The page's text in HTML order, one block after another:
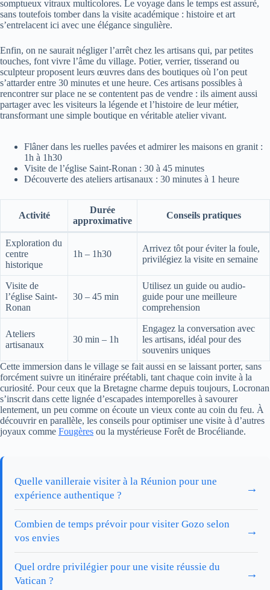
somptueux vitraux multicolores. Le voyage dans le temps est assuré,
sans toutefois tomber dans la visite académique : histoire et art
s’entrelacent ici avec une élégance singulière.
Enfin, on ne saurait négliger l’arrêt chez les artisans qui, par petites
touches, font vivre l’âme du village. Potier, verrier, tisserand ou
sculpteur proposent leurs œuvres dans des boutiques où l’on peut
s’attarder entre 30 minutes et une heure. Ces artisans possibles à
rencontrer sur place ne se contentent pas de vendre : ils aiment aussi
partager avec les visiteurs la légende et l’histoire de leur métier,
transformant une simple boutique en véritable atelier vivant.
Flâner dans les ruelles pavées et admirer les maisons en granit :
1h à 1h30
Visite de l’église Saint-Ronan : 30 à 45 minutes
Découverte des ateliers artisanaux : 30 minutes à 1 heure
Activité
Durée
approximative
Conseils pratiques
Exploration du
centre
historique
1h – 1h30
Arrivez tôt pour éviter la foule,
privilégiez la visite en semaine
Visite de
l’église Saint-
Ronan
30 – 45 min
Utilisez un guide ou audio-
guide pour une meilleure
comprehension
Ateliers
artisanaux
30 min – 1h
Engagez la conversation avec
les artisans, idéal pour des
souvenirs uniques
Cette immersion dans le village se fait aussi en se laissant porter, sans
forcément suivre un itinéraire préétabli, tant chaque coin invite à la
curiosité. Pour ceux que la Bretagne charme depuis toujours, Locronan
s’inscrit dans cette lignée d’escapades intemporelles à savourer
lentement, un peu comme on écoute un vieux conte au coin du feu. À
découvrir en parallèle, les conseils pour optimiser une visite à d’autres
joyaux comme Fougères ou la mystérieuse Forêt de Brocéliande.
Quelle vanilleraie visiter à la Réunion pour une
expérience authentique ?
→
Combien de temps prévoir pour visiter Gozo selon
vos envies
→
Quel ordre privilégier pour une visite réussie du
Vatican ?
→